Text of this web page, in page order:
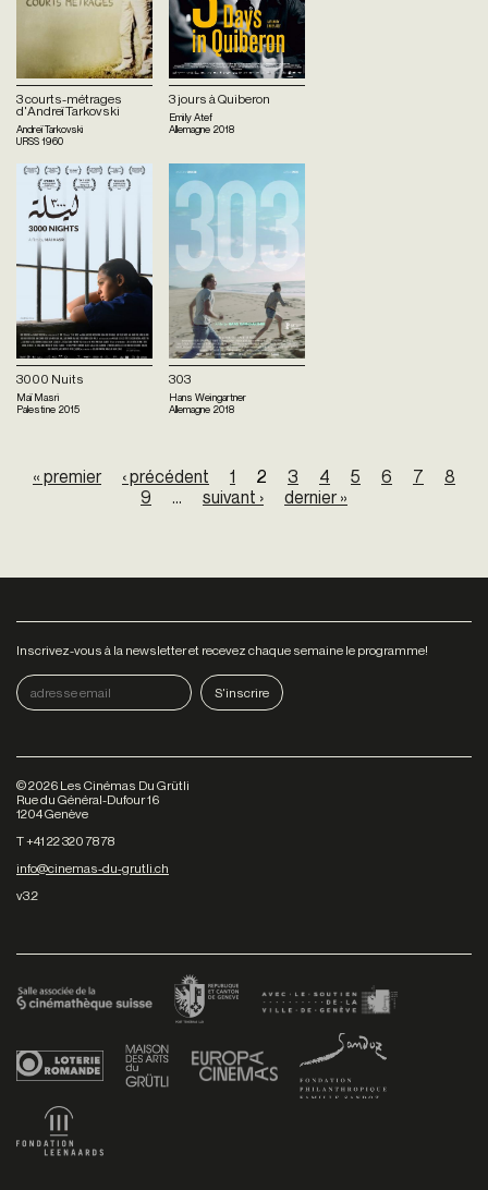
3 courts-métrages
d'Andreï Tarkovski
Andreï Tarkovski
URSS1960
3 jours à Quiberon
Emily Atef
Allemagne 2018
3000 Nuits
Maï Masri
Palestine 2015
303
Hans Weingartner
Allemagne 2018
« premier ‹ précédent 1 2 3 4 5 6 7
8
9
… suivant › dernier »
Inscrivez-vous à la newsletter et recevez chaque semaine le programme!
©2026 Les Cinémas Du Grütli
Rue du Général-Dufour 16
1204 Genève
T +41 22 320 78 78
info@cinemas-du-grutli.ch
v3.2